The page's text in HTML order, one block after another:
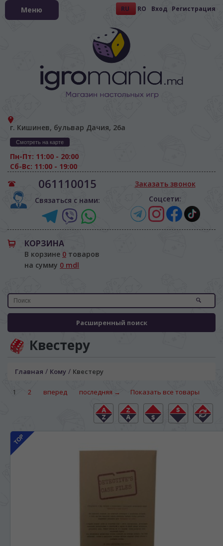
RU RO Вход Регистрация
г. Кишинев, бульвар Дачия, 26а
Смотреть на карте
Пн-Пт: 11:00 - 20:00
Сб-Вс: 11:00 - 19:00
061110015
Связаться с нами:
Заказать звонок
Соцсети:
КОРЗИНА
В корзине 0 товаров
на сумму 0 mdl
Расширенный поиск
Меню
Квестеру
Главная / Кому / Квестеру
1 2 вперед последняя → Показать все товары